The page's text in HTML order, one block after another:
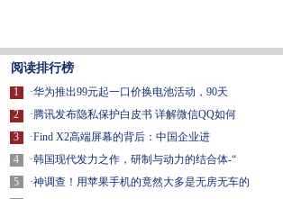
阅读排行榜
1
2
3
4
5
·华为推出99元起一口价换电池活动，90天
·腾讯发布隐私保护白皮书 详解微信QQ如何
·Find X2高端屏幕的背后：中国企业进
·韩国现代发力之作，研制与动力的结合体-“
·神调查！用苹果手机的竟然大多是无房无车的